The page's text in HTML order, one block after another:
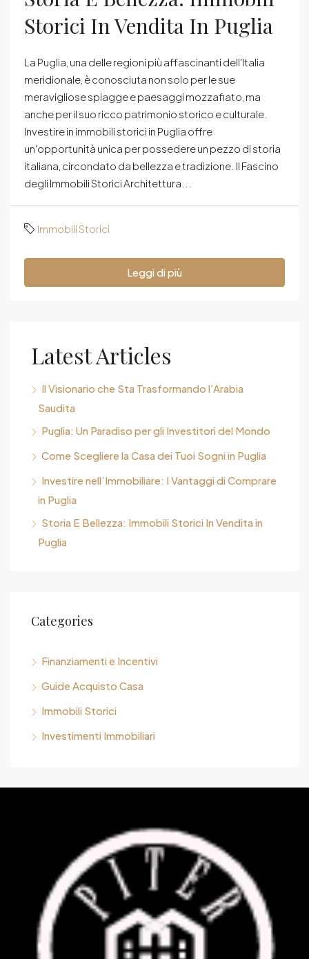
Storici In Vendita In Puglia
La Puglia, una delle regioni più affascinanti dell'Italia
meridionale, è conosciuta non solo per le sue
meravigliose spiagge e paesaggi mozzafiato, ma
anche per il suo ricco patrimonio storico e culturale.
Investire in immobili storici in Puglia offre
un'opportunità unica per possedere un pezzo di storia
italiana, circondato da bellezza e tradizione. Il Fascino
degli Immobili Storici Architettura...
Immobili Storici
Leggi di più
Latest Articles
Il Visionario che Sta Trasformando l’Arabia
Saudita
Puglia: Un Paradiso per gli Investitori del Mondo
Come Scegliere la Casa dei Tuoi Sogni in Puglia
Investire nell’Immobiliare: I Vantaggi di Comprare
in Puglia
Storia E Bellezza: Immobili Storici In Vendita in
Puglia
Categories
Finanziamenti e Incentivi
Guide Acquisto Casa
Immobili Storici
Investimenti Immobiliari